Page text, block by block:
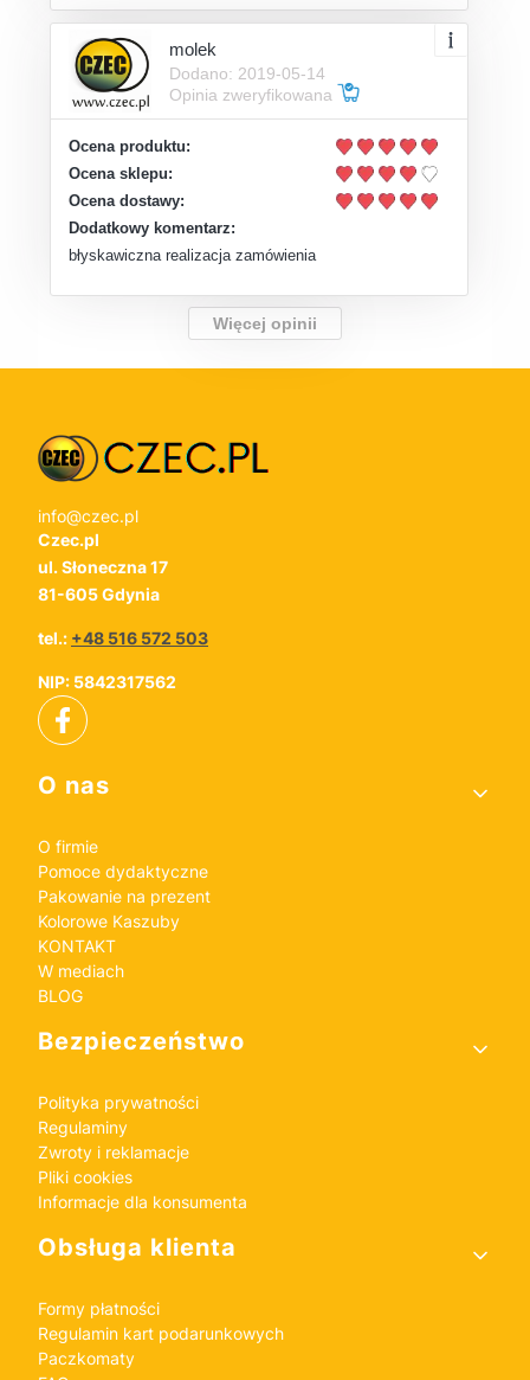
molek
Dodano: 2019-05-14
Opinia zweryfikowana
Ocena produktu:
Ocena sklepu:
Ocena dostawy:
Dodatkowy komentarz:
błyskawiczna realizacja zamówienia
Więcej opinii
info@czec.pl
Czec.pl
ul. Słoneczna 17
81-605 Gdynia
tel.: +48 516 572 503
NIP: 5842317562
Linki w stopce
O nas
O firmie
Pomoce dydaktyczne
Pakowanie na prezent
Kolorowe Kaszuby
KONTAKT
W mediach
BLOG
Bezpieczeństwo
Polityka prywatności
Regulaminy
Zwroty i reklamacje
Pliki cookies
Informacje dla konsumenta
Obsługa klienta
Formy płatności
Regulamin kart podarunkowych
Paczkomaty